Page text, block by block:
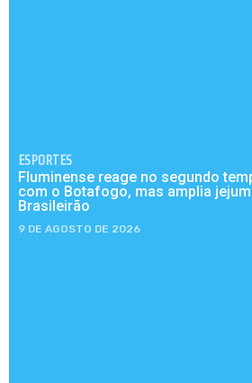
ESPORTES
Fluminense reage no segundo
com o Botafogo, mas amplia
Brasileirão
9 DE AGOSTO DE 2026